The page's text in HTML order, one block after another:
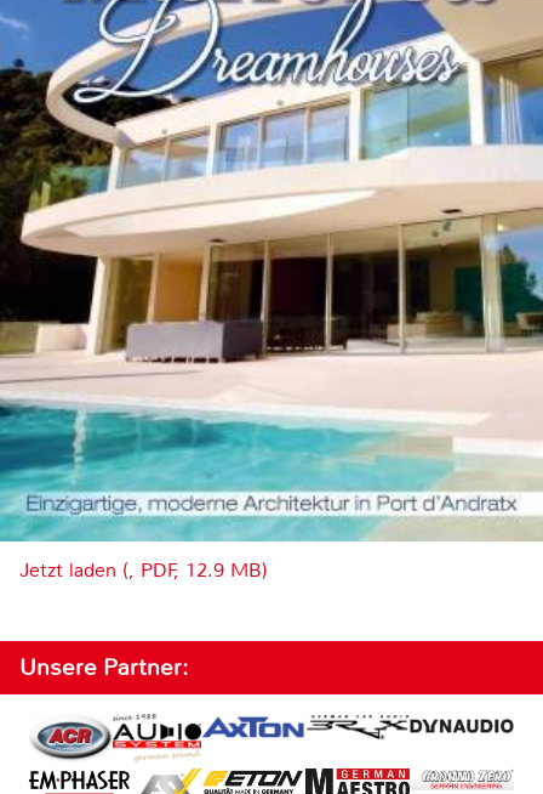
Jetzt laden (, PDF, 12.9 MB)
Unsere Partner: